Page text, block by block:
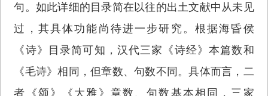
句。如此详细的目录简在以往的出土文献中从未见
过，其具体功能尚待进一步研究。根据海昏侯
《诗》目录简可知，汉代三家《诗经》本篇数和
《毛诗》相同，但章数、句数不同。具体而言，二
者《颂》《大雅》章数、句数基本相同，三家